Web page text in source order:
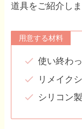
道具をご紹介しま
用意する材料
使い終わ
リメイク
シリコン